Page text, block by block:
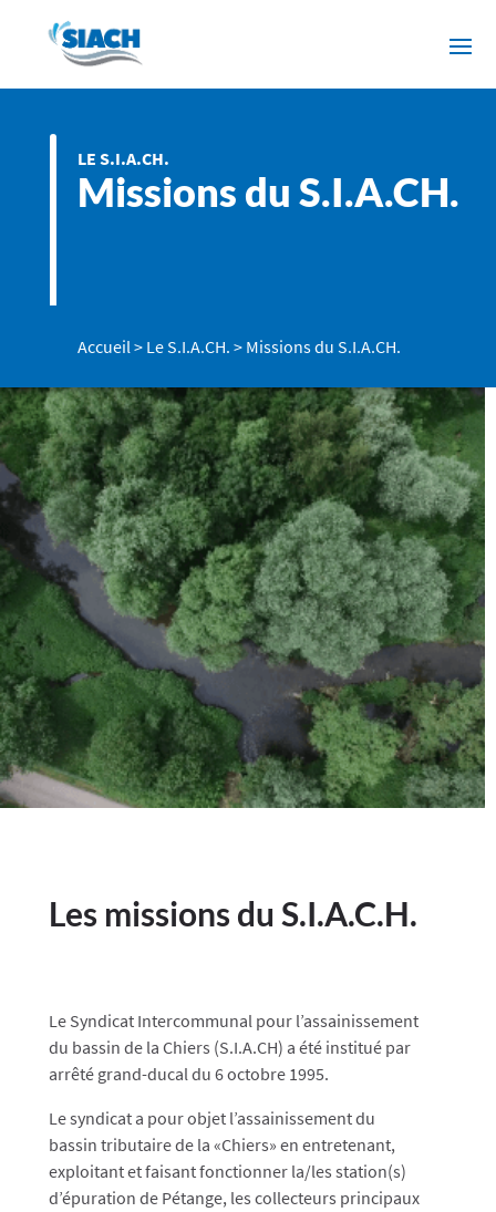
LE S.I.A.CH.
Missions du S.I.A.CH.
Accueil> Le S.I.A.CH. > Missions du S.I.A.CH.
Les missions du S.I.A.C.H.
Le Syndicat Intercommunal pour l’assainissement
du bassin de la Chiers (S.I.A.CH) a été institué par
arrêté grand-ducal du 6 octobre 1995.
Le syndicat a pour objet l’assainissement du
bassin tributaire de la «Chiers» en entretenant,
exploitant et faisant fonctionner la/les station(s)
d’épuration de Pétange, les collecteurs principaux